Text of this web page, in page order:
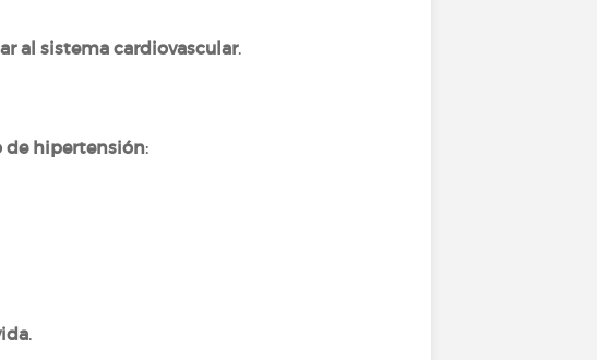
al sistema cardiovascular.
de hipertensión:
.